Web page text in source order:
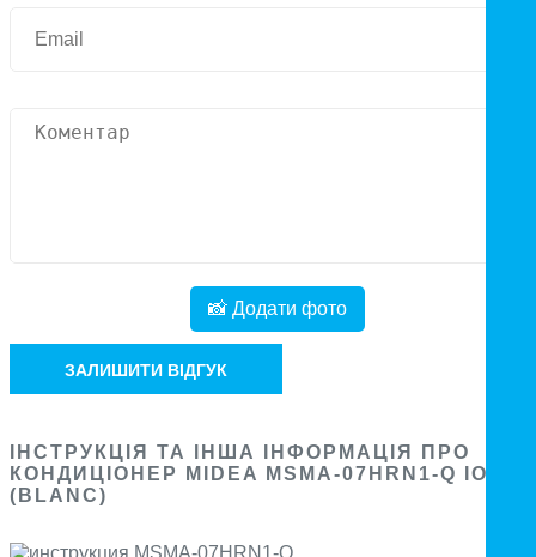
📸 Додати фото
ЗАЛИШИТИ ВІДГУК
ІНСТРУКЦІЯ ТА ІНША ІНФОРМАЦІЯ ПРО
КОНДИЦІОНЕР MIDEA MSMA-07HRN1-Q ION
(BLANC)